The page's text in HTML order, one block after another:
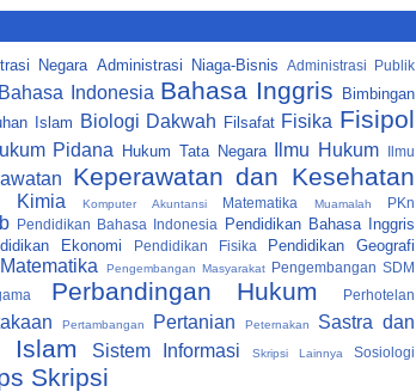
Negara Administrasi Niaga-Bisnis Administrasi Publik
Bahasa Indonesia Bahasa Inggris Bimbingan
Islam Biologi Dakwah Filsafat Fisika Fisipol
Pidana Hukum Tata Negara Ilmu Hukum
Ilmu
Keperawatan dan Kesehatan
Kimia Komputer Akuntansi Matematika Muamalah PKn
Pendidikan Bahasa Indonesia Pendidikan Bahasa Inggris
Ekonomi Pendidikan Fisika Pendidikan Geografi
Pengembangan Masyarakat Pengembangan SDM
Perbandingan Hukum Perhotelan
Pertambangan Pertanian Peternakan
Sastra dan
Islam Sistem Informasi Skripsi Lainnya Sosiologi
Skripsi